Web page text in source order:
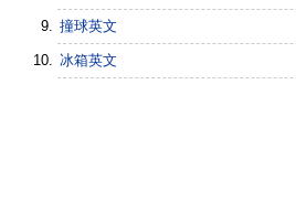
撞球英文
冰箱英文